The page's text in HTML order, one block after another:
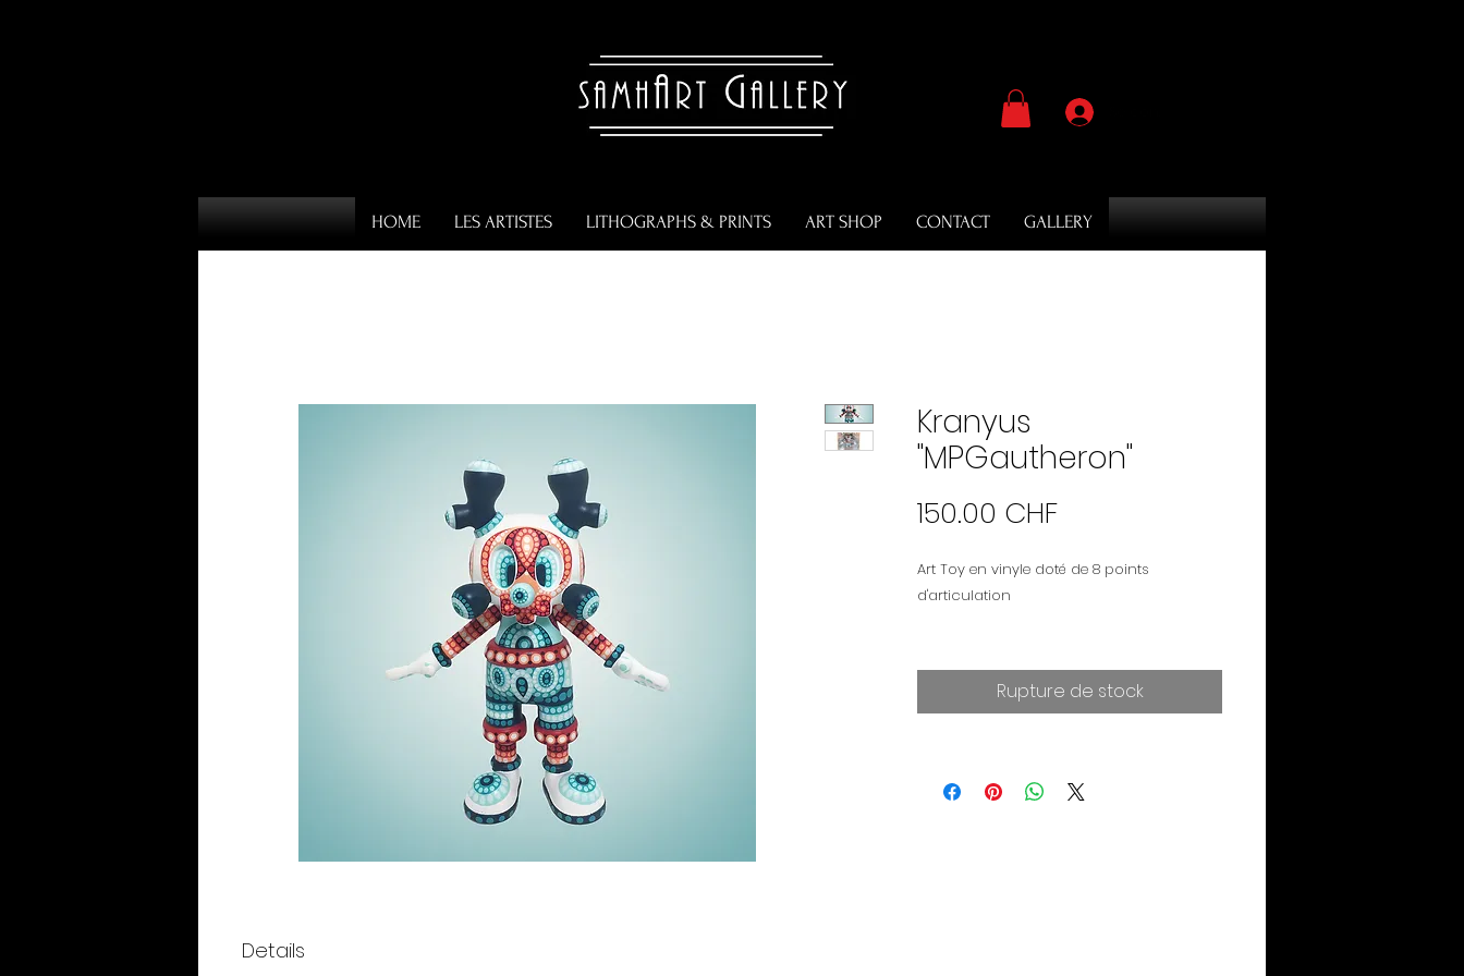
HOME LES ARTISTES LITHOGRAPHS & PRINTS ART SHOP CONTACT GALLERY
Kranyus
"MPGautheron"
150.00 CHFPrix
Art Toy en vinyle doté de 8 points
Rupture de stock
Details